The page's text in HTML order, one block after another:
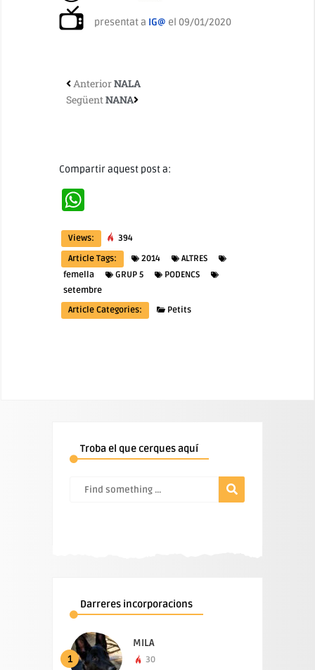
presentat a IG@ el 09/01/2020
AnteriorNALA
Següent NANA
Compartir aquest post a:
WhatsApp
Views:
394
Article Tags:
2014
ALTRES
femella
GRUP 5
PODENCS
setembre
Article Categories:
Petits
Troba el que cerques aquí
Darreres incorporacions
1
MILA
30